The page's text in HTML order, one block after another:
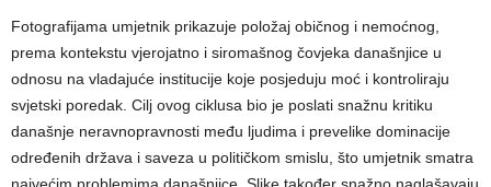
Fotografijama umjetnik prikazuje položaj običnog i nemoćnog,
prema kontekstu vjerojatno i siromašnog čovjeka današnjice u
odnosu na vladajuće institucije koje posjeduju moć i kontroliraju
svjetski poredak. Cilj ovog ciklusa bio je poslati snažnu kritiku
današnje neravnopravnosti među ljudima i prevelike dominacije
određenih država i saveza u političkom smislu, što umjetnik smatra
najvećim problemima današnjice. Slike također snažno naglašavaju